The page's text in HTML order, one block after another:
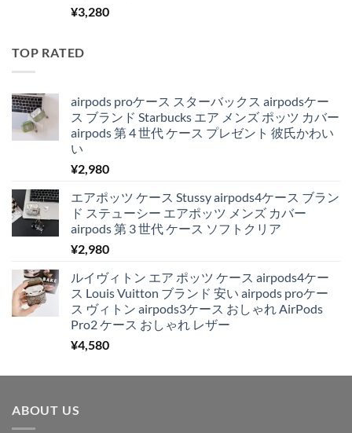
¥3,280
TOP RATED
airpods proケース スターバックス airpodsケー
ス ブランド Starbucks エア メンズ ポッツ カバー
airpods 第 4 世代 ケース プレゼント 彼氏かわい
い
¥2,980
エアポッツ ケース Stussy airpods4ケース ブラン
ド ステューシー エアポッツ メンズ カバー
airpods 第 3 世代 ケース ソフトクリア
¥2,980
ルイヴィトン エア ポッツ ケース airpods4ケー
ス Louis Vuitton ブランド 安い airpods proケー
ス ヴィトン airpods3ケース おしゃれ AirPods
Pro2 ケース おしゃれ レザー
¥4,580
ABOUT US